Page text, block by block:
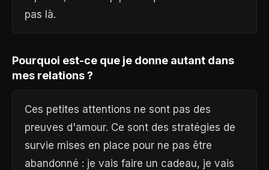
pas là.
Pourquoi est-ce que je donne autant dans
mes relations ?
Ces petites attentions ne sont pas des
preuves d'amour. Ce sont des stratégies de
survie mises en place pour ne pas être
abandonné : je vais faire un cadeau, je vais